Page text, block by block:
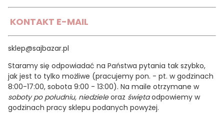
KONTAKT E-MAIL
sklep@sajbazar.pl
Staramy się odpowiadać na Państwa pytania tak szybko,
jak jest to tylko możliwe (pracujemy pon. - pt. w godzinach
8:00-17:00, sobota 9:00 - 13:00). Na maile otrzymane w
soboty po południu, niedzieleoraz świętaodpowiemy w
godzinach pracy sklepu podanych powyżej.